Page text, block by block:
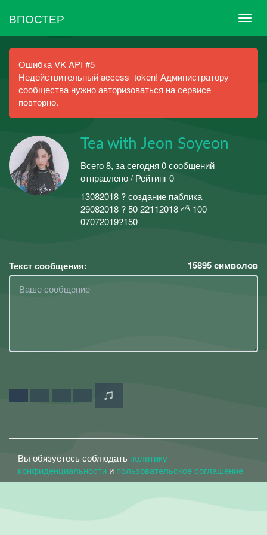
ВПОСТЕР
Ошибка VK API #5
Недействительный access_token! Администратору
сообщества нужно авторизоваться на сервисе
повторно.
Tea with Jeon Soyeon
Всего 8, за сегодня 0 сообщений
отправлено / Рейтинг 0
13082018 ? создание паблика
29082018 ? 50 22112018 ⛅ 100
07072019?150
Текст сообщения: 15895символов
Вы обязуетесь соблюдать политику
конфиденциальности и пользовательское соглашение